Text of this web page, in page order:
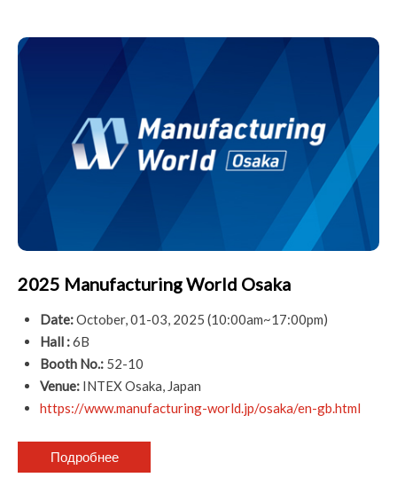
2025 Manufacturing World Osaka
Date:October, 01-03, 2025 (10:00am~17:00pm)
Hall :6B
Booth No.: 52-10
Venue: INTEX Osaka, Japan
https://www.manufacturing-world.jp/osaka/en-gb.html
Подробнее